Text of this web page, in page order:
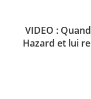
VIDEO :
Hazard et lui